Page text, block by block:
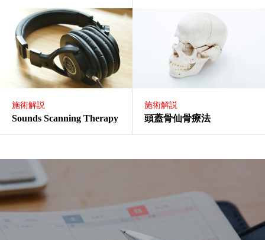
施術解説
Sounds Scanning Therapy
施術解説
頭蓋骨仙骨療法